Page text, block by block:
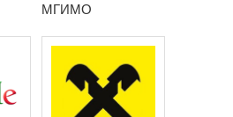
МГИМО